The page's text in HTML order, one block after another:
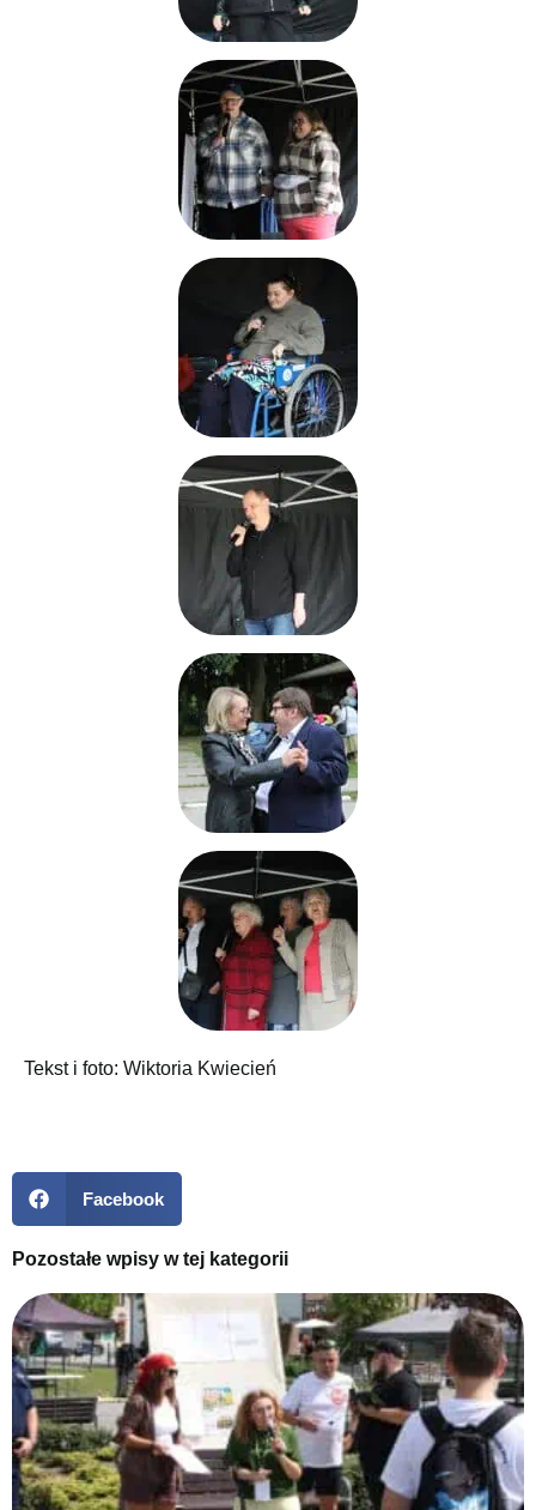
Tekst i foto: Wiktoria Kwiecień
Facebook
Pozostałe wpisy w tej kategorii